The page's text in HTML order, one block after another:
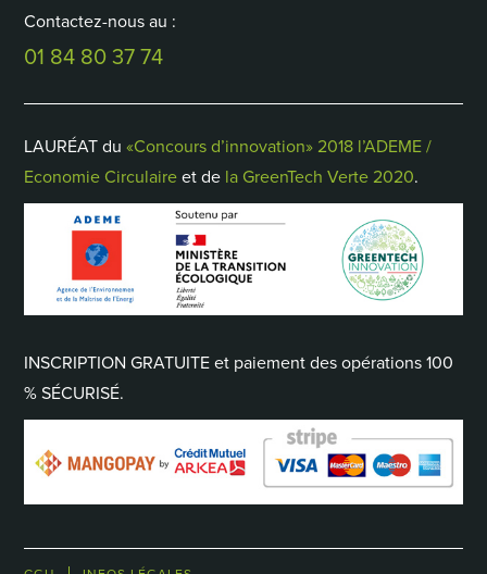
Contactez-nous au :
01 84 80 37 74
LAURÉAT du«Concours d’innovation» 2018 l’ADEME /
Economie Circulaireet de la GreenTech Verte 2020.
INSCRIPTION GRATUITE et paiement des opérations 100
% SÉCURISÉ.